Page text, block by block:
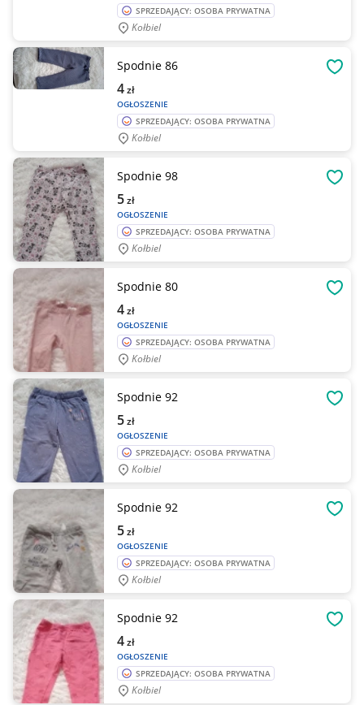
SPRZEDAJĄCY: OSOBA PRYWATNA
Kołbiel
Spodnie 86
OGŁOSZENIE
4zł
SPRZEDAJĄCY: OSOBA PRYWATNA
Kołbiel
Spodnie 98
OGŁOSZENIE
5zł
SPRZEDAJĄCY: OSOBA PRYWATNA
Kołbiel
Spodnie 80
OGŁOSZENIE
4zł
SPRZEDAJĄCY: OSOBA PRYWATNA
Kołbiel
Spodnie 92
OGŁOSZENIE
5zł
SPRZEDAJĄCY: OSOBA PRYWATNA
Kołbiel
Spodnie 92
OGŁOSZENIE
5zł
SPRZEDAJĄCY: OSOBA PRYWATNA
Kołbiel
Spodnie 92
OGŁOSZENIE
4zł
SPRZEDAJĄCY: OSOBA PRYWATNA
Kołbiel